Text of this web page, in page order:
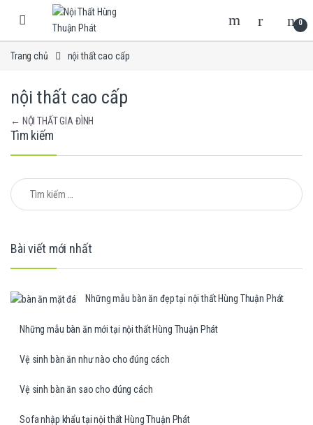
Skip to navigation
Skip to content
0
Trang chủ nội thất cao cấp
nội thất cao cấp
Điều hướng bài viết
← NỘI THẤT GIA ĐÌNH
Tìm kiếm
Tìm kiếm cho:
Bài viết mới nhất
Những mẫu bàn ăn đẹp tại nội thất Hùng Thuận Phát
Những mẫu bàn ăn mới tại nội thất Hùng Thuận Phát
Vệ sinh bàn ăn như nào cho đúng cách
Vệ sinh bàn ăn sao cho đúng cách
Sofa nhập khẩu tại nội thất Hùng Thuận Phát